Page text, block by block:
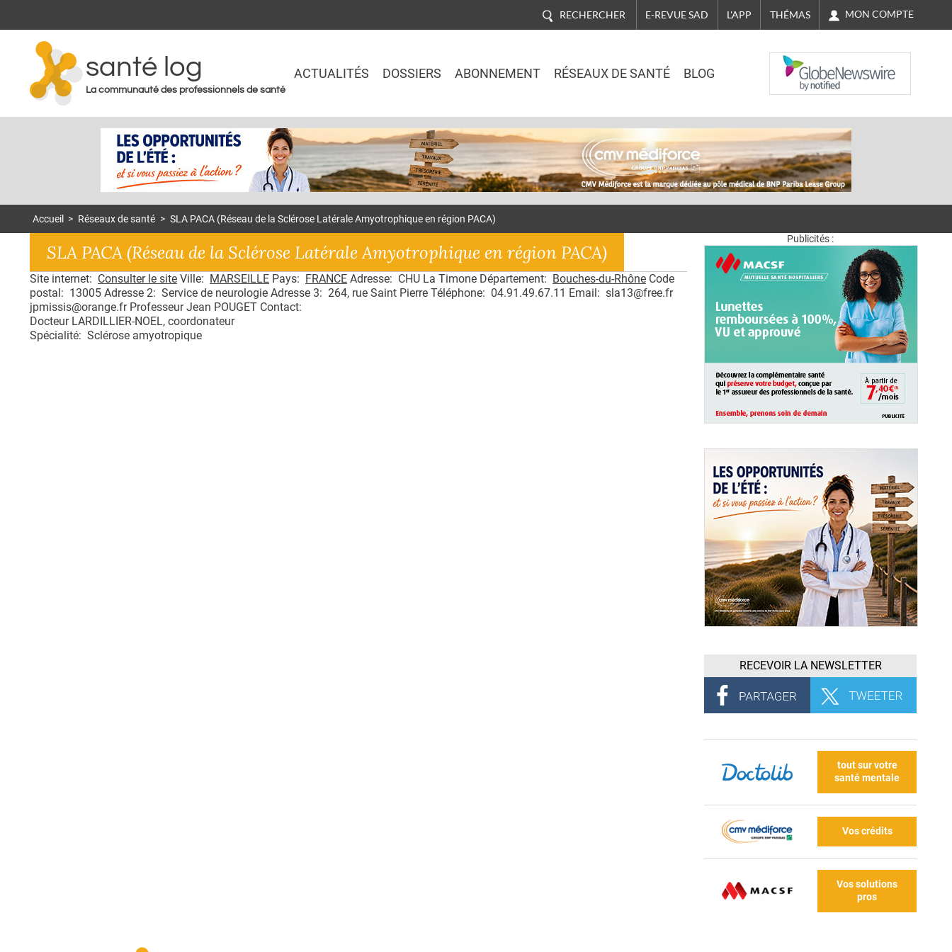
RECHERCHER E-REVUE SAD L'APP THÉMAS MON COMPTE
santé log
La communauté des professionnels de santé
ACTUALITÉS DOSSIERS ABONNEMENT RÉSEAUX DE SANTÉ BLOG
NASDAQ
Accueil > Réseaux de santé > SLA PACA (Réseau de la Sclérose Latérale Amyotrophique en région PACA)
SLA PACA (Réseau de la Sclérose Latérale Amyotrophique en région PACA)
Site internet: Consulter le site Ville: MARSEILLE Pays: FRANCE Adresse: CHU La Timone Département: Bouches-du-Rhône Code
postal: 13005 Adresse 2: Service de neurologie Adresse 3: 264, rue Saint Pierre Téléphone: 04.91.49.67.11 Email: sla13@free.fr
jpmissis@orange.fr Professeur Jean POUGET Contact:
Docteur LARDILLIER-NOEL, coordonateur
Spécialité: Sclérose amyotropique
Publicités :
RECEVOIR LA NEWSLETTER
tout sur votre
santé mentale
Vos crédits
Vos solutions
pros